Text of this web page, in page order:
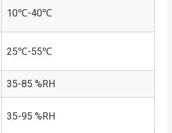
10℃-40℃
25℃-55℃
35-85 %RH
35-95 %RH